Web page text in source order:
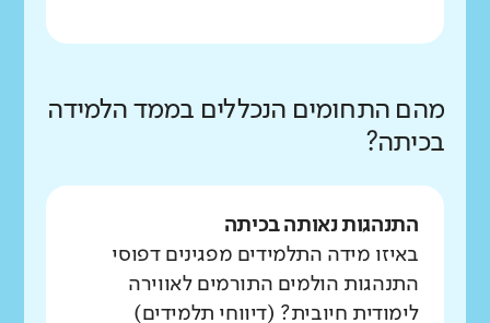
מהם התחומים הנכללים בממד הלמידה
בכיתה?
התנהגות נאותה בכיתה
באיזו מידה התלמידים מפגינים דפוסי
התנהגות הולמים התורמים לאווירה
לימודית חיובית? (דיווחי תלמידים)